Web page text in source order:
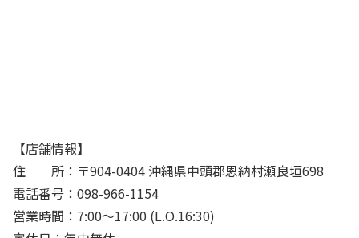
【店舗情報】
住 所：〒904-0404 沖縄県中頭郡恩納村瀬良垣698
電話番号：098-966-1154
営業時間：7:00～17:00 (L.O.16:30)